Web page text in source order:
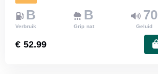
B
Verbruik
B
Grip nat
70
Geluid
€ 52.99